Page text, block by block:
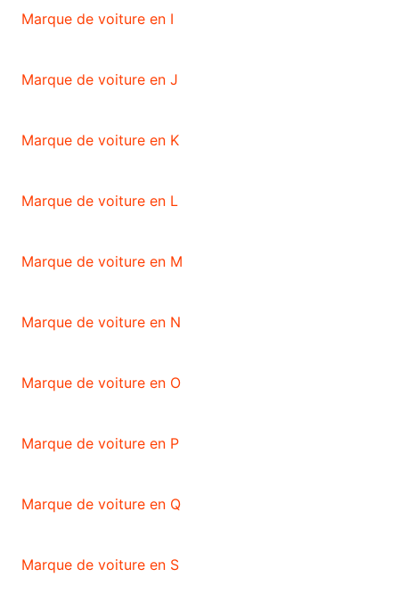
Marque de voiture en I
Marque de voiture en J
Marque de voiture en K
Marque de voiture en L
Marque de voiture en M
Marque de voiture en N
Marque de voiture en O
Marque de voiture en P
Marque de voiture en Q
Marque de voiture en S